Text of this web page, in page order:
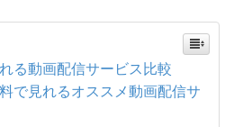
る動画配信サービス比較
で見れるオススメ動画配信サ